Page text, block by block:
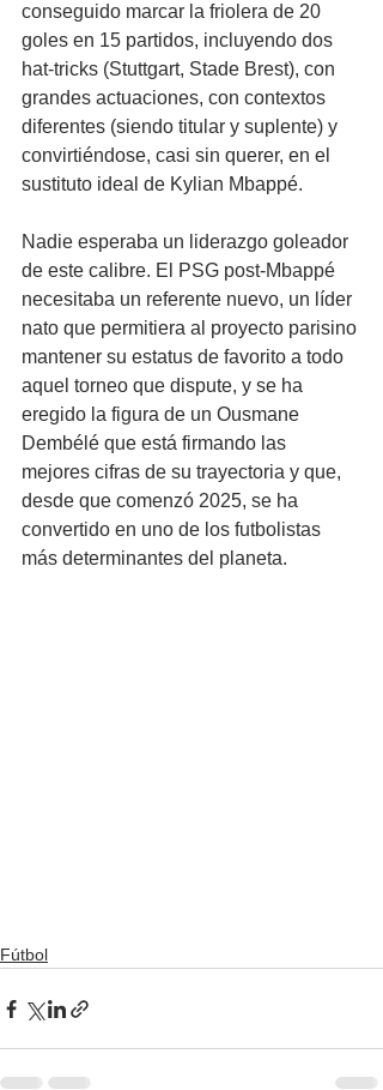
conseguido marcar la friolera de 20
goles en 15 partidos, incluyendo dos
hat-tricks (Stuttgart, Stade Brest), con
grandes actuaciones, con contextos
diferentes (siendo titular y suplente) y
convirtiéndose, casi sin querer, en el
sustituto ideal de Kylian Mbappé.
Nadie esperaba un liderazgo goleador
de este calibre. El PSG post-Mbappé
necesitaba un referente nuevo, un líder
nato que permitiera al proyecto parisino
mantener su estatus de favorito a todo
aquel torneo que dispute, y se ha
eregido la figura de un Ousmane
Dembélé que está firmando las
mejores cifras de su trayectoria y que,
desde que comenzó 2025, se ha
convertido en uno de los futbolistas
más determinantes del planeta.
Fútbol